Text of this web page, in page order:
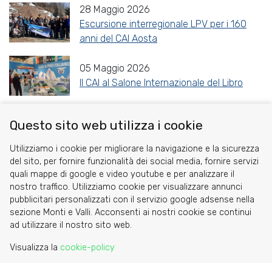
28 Maggio 2026
Escursione interregionale LPV per i 160
anni del CAI Aosta
05 Maggio 2026
Il CAI al Salone Internazionale del Libro
ShareFacebook
TwitterRedditWhatsApp
Gmail
Cookie
Privacy Policy
Questo sito web utilizza i cookie
Utilizziamo i cookie per migliorare la navigazione e la sicurezza
del sito, per fornire funzionalità dei social media, fornire servizi
quali mappe di google e video youtube e per analizzare il
nostro traffico. Utilizziamo cookie per visualizzare annunci
pubblicitari personalizzati con il servizio google adsense nella
sezione Monti e Valli. Acconsenti ai nostri cookie se continui
ad utilizzare il nostro sito web.
Visualizza la cookie-policy